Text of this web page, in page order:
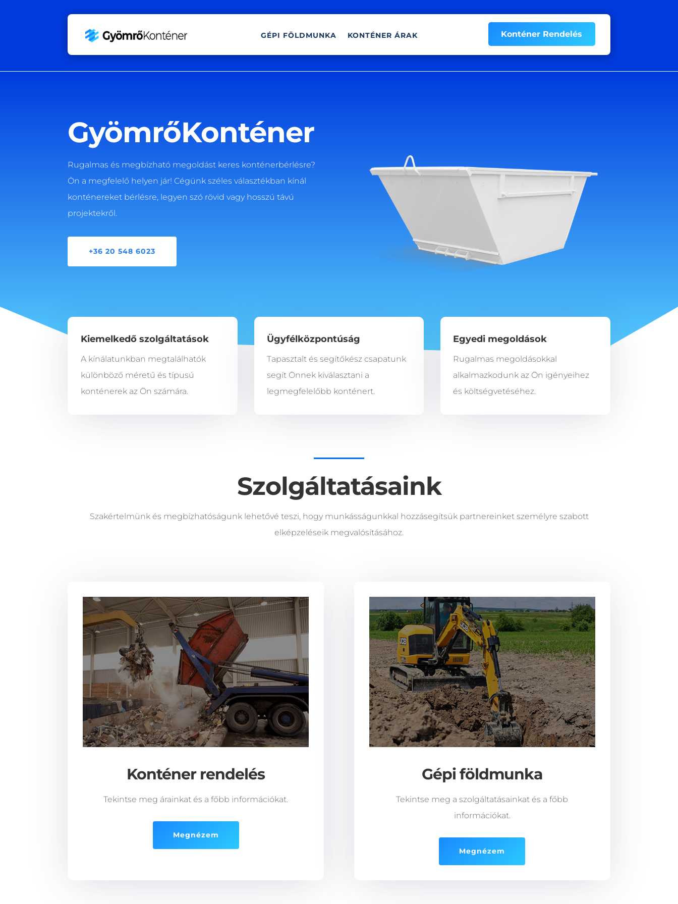
GÉPI FÖLDMUNKA KONTÉNER ÁRAK Konténer Rendelés
GyömrőKonténer
Rugalmas és megbízható megoldást keres konténerbérlésre?
Ön a megfelelő helyen jár! Cégünk széles választékban kínál
konténereket bérlésre, legyen szó rövid vagy hosszú távú
projektekről.
+36 20 548 6023
Kiemelkedő szolgáltatások
A kínálatunkban megtalálhatók
különböző méretű és típusú
konténerek az Ön számára.
Ügyfélközpontúság
Tapasztalt és segítőkész csapatunk
segít Önnek kiválasztani a
legmegfelelőbb konténert.
Egyedi megoldások
Rugalmas megoldásokkal
alkalmazkodunk az Ön igényeihez
és költségvetéséhez.
Szolgáltatásaink
Szakértelmünk és megbízhatóságunk lehetővé teszi, hogy munkásságunkkal hozzásegítsük partnereinket személyre szabott
elképzeléseik megvalósításához.
Konténer rendelés
Tekintse meg árainkat és a főbb információkat.
Megnézem
Gépi földmunka
Tekintse meg a szolgáltatásainkat és a főbb
információkat.
Megnézem